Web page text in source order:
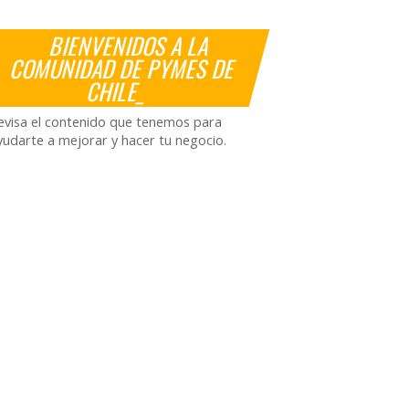
BIENVENIDOS A LA
COMUNIDAD DE PYMES DE
CHILE_
el contenido que tenemos para
a mejorar y hacer tu negocio.